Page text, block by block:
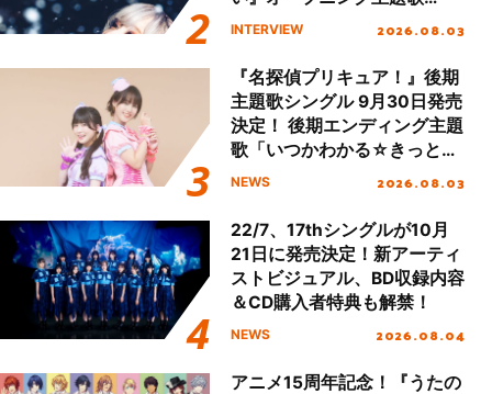
「Amore」インタビュー
INTERVIEW 2026.08.03
『名探偵プリキュア！』後期
主題歌シングル 9月30日発売
決定！ 後期エンディング主題
歌「いつかわかる☆きっとあ
える」TVサイズ先行配信開
NEWS 2026.08.03
22/7、17thシングルが10月
21日に発売決定！新アーティ
ストビジュアル、BD収録内容
＆CD購入者特典も解禁！
NEWS 2026.08.04
アニメ15周年記念！『うたの